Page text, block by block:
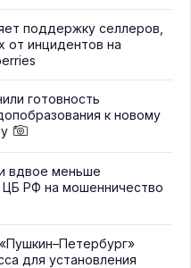
поддержку селлеров,
от инцидентов на
готовность
к новому
вдвое меньше
ЦБ РФ на мошенничество
для установления